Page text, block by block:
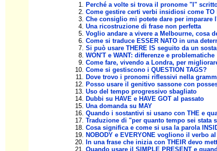
Perché a volte si trova il pronome "I"
Come gestire certi verbi insidiosi come TO
Che consiglio mi potete dare per imparare
Una ricostruzione di frase non perfetta
Voglio andare a vivere a Melbourne, cosa
Come si traduce ESSER NATO in una
Si può usare THERE IS seguito da un
WON'T e WANT: differenze e problematiche
Come fare, vivendo a Londra, per
Come si gestiscono i QUESTION TAGS?
Dove trovo i pronomi riflessivi nella
Posso usare il genitivo sassone con
Uso del tempo progressivo sbagliato
Dubbi su HAVE e HAVE GOT al passato
Una domanda su MAY
Quando i sostantivi si usano con THE e
Traduzione di "per quanto tempo sei stata
Cosa significa e come si usa la parola
NOBODY e EVERYONE vogliono il verbo
In una frase che inizia con THEIR devo
Quando usare il SIMPLE PRESENT e